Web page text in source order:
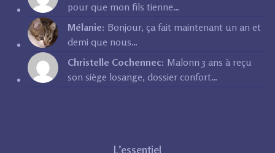
pour que mon fils tienne…
Mélanie: Bonjour, ça fait maintenant un an et
demi que nous…
Christelle Cochennec: Malonn 3 ans à reçu
son siège losange, dossier confort…
L’essentiel